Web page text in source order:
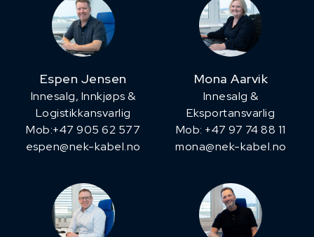
Espen Jensen
Innesalg, ​Innkjøps &
Logistikkansvarlig
Mob:+47 905 62 577
espen@nek-kabel.no
Mona Aarvik
Innesalg &
Eksportansvarlig
Mob: +47 97 74 88 11
mona@nek-kabel.no